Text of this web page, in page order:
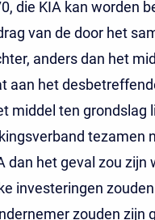
die KIA kan worden
van de door het
anders dan het
aan het
middel ten grondslag
tezamen
dan het geval zou zijn
investeringen
zouden zijn